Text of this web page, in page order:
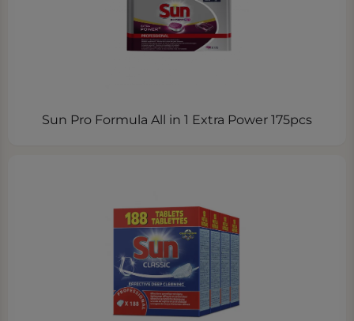
Sun Pro Formula All in 1 Extra Power 175pcs